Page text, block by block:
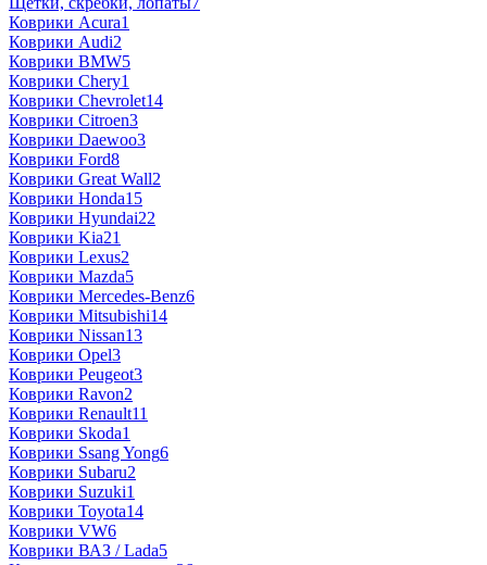
Коврики Acura1
Коврики Audi2
Коврики BMW5
Коврики Chery1
Коврики Chevrolet14
Коврики Citroen3
Коврики Daewoo3
Коврики Ford8
Коврики Great Wall2
Коврики Honda15
Коврики Hyundai22
Коврики Kia21
Коврики Lexus2
Коврики Mazda5
Коврики Mercedes-Benz6
Коврики Mitsubishi14
Коврики Nissan13
Коврики Opel3
Коврики Peugeot3
Коврики Ravon2
Коврики Renault11
Коврики Skoda1
Коврики Ssang Yong6
Коврики Subaru2
Коврики Suzuki1
Коврики Toyota14
Коврики VW6
Коврики ВАЗ / Lada5